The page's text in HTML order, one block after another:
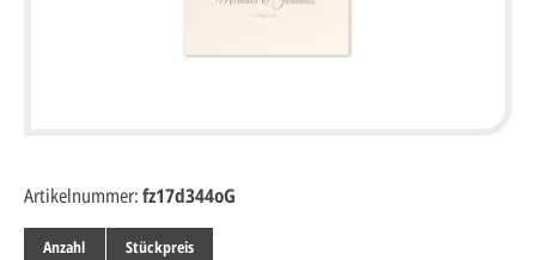
Anzahl
Stückpreis
Artikelnummer:fz17d344oG